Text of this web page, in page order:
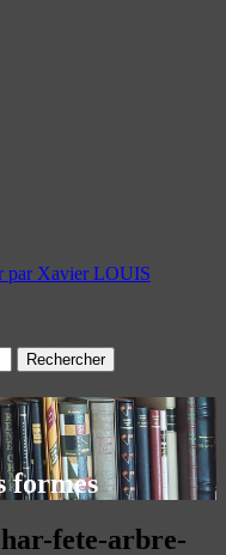
par Xavier LOUIS
formes
fete-arbre-